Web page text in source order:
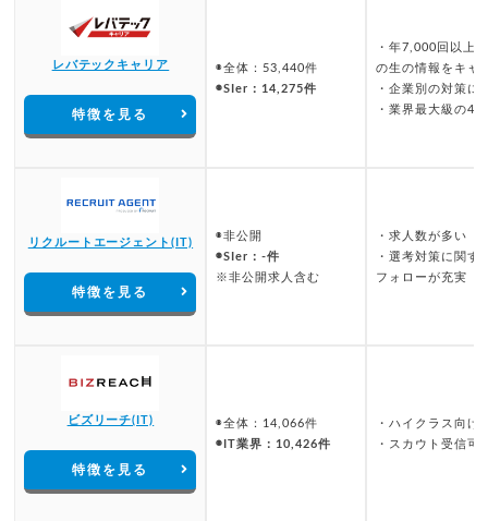
レバテックキャリア
特徴を見る
◉全体：53,440件
◉SIer：14,275件
・年7,000回以上
の生の情報をキャ
・企業別の対策に
・業界最大級の
リクルートエージェント(IT)
特徴を見る
◉非公開
◉SIer：-件
※非公開求人含む
・求人数が多い
・選考対策に関す
フォローが充実
ビズリーチ(IT)
特徴を見る
◉全体：14,066件
◉IT業界：10,426件
・ハイクラス向け
・スカウト受信可